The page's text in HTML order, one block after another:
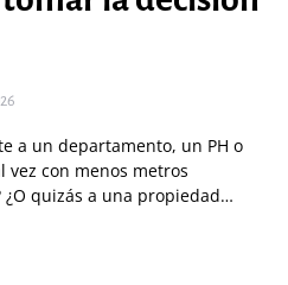
a un departamento, un PH o
vez con menos metros
quizás a una propiedad…